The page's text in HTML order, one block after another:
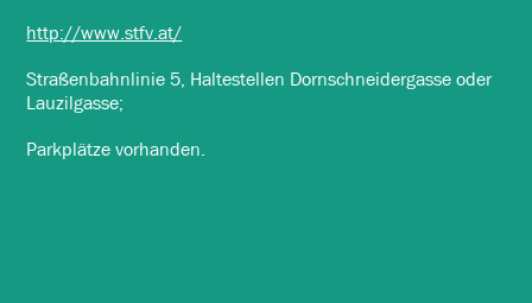
http://www.stfv.at/
Straßenbahnlinie 5, Haltestellen Dornschneidergasse oder
Lauzilgasse;
Parkplätze vorhanden.